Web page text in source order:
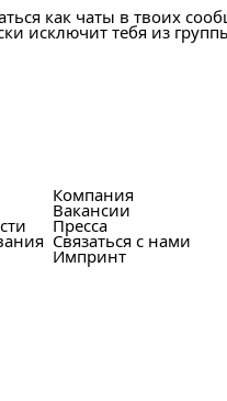
как чаты в твоих
исключит тебя из
Компания
Вакансии
Пресса
Связаться с нами
Импринт